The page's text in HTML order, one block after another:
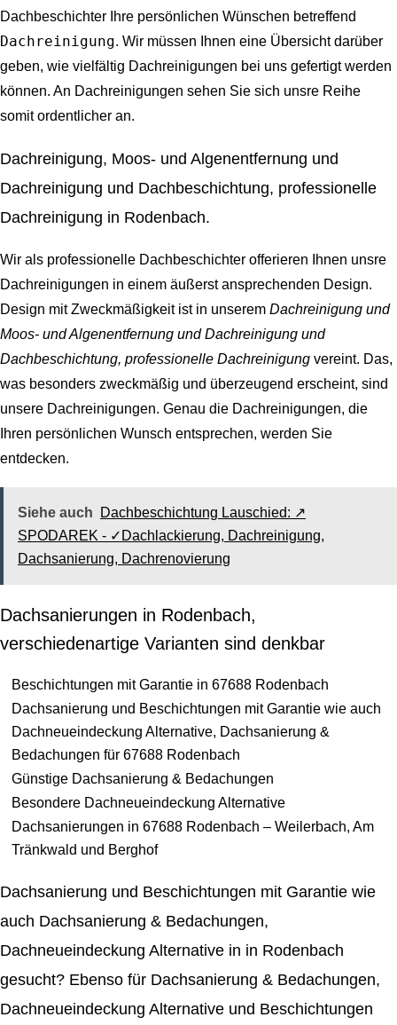
Dachbeschichter Ihre persönlichen Wünschen betreffend
Dachreinigung. Wir müssen Ihnen eine Übersicht darüber
geben, wie vielfältig Dachreinigungen bei uns gefertigt werden
können. An Dachreinigungen sehen Sie sich unsre Reihe
somit ordentlicher an.
Dachreinigung, Moos- und Algenentfernung und
Dachreinigung und Dachbeschichtung, professionelle
Dachreinigung in Rodenbach.
Wir als professionelle Dachbeschichter offerieren Ihnen unsre
Dachreinigungen in einem äußerst ansprechenden Design.
Design mit Zweckmäßigkeit ist in unserem Dachreinigung und
Moos- und Algenentfernung und Dachreinigung und
Dachbeschichtung, professionelle Dachreinigung vereint. Das,
was besonders zweckmäßig und überzeugend erscheint, sind
unsere Dachreinigungen. Genau die Dachreinigungen, die
Ihren persönlichen Wunsch entsprechen, werden Sie
entdecken.
Siehe auch
Dachbeschichtung Lauschied: ↗️
SPODAREK - ✓Dachlackierung, Dachreinigung,
Dachsanierung, Dachrenovierung
Dachsanierungen in Rodenbach,
verschiedenartige Varianten sind denkbar
Beschichtungen mit Garantie in 67688 Rodenbach
Dachsanierung und Beschichtungen mit Garantie wie auch
Dachneueindeckung Alternative, Dachsanierung &
Bedachungen für 67688 Rodenbach
Günstige Dachsanierung & Bedachungen
Besondere Dachneueindeckung Alternative
Dachsanierungen in 67688 Rodenbach – Weilerbach, Am
Tränkwald und Berghof
Dachsanierung und Beschichtungen mit Garantie wie
auch Dachsanierung & Bedachungen,
Dachneueindeckung Alternative in in Rodenbach
gesucht? Ebenso für Dachsanierung & Bedachungen,
Dachneueindeckung Alternative und Beschichtungen